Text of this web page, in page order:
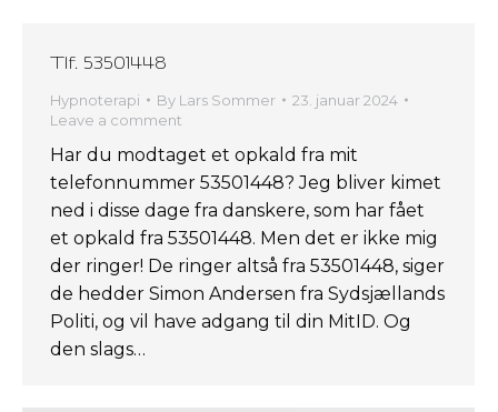
Tlf. 53501448
Hypnoterapi By Lars Sommer
23. januar 2024
Leave a comment
Har du modtaget et opkald fra mit
telefonnummer 53501448? Jeg bliver kimet
ned i disse dage fra danskere, som har fået
et opkald fra 53501448. Men det er ikke mig
der ringer! De ringer altså fra 53501448, siger
de hedder Simon Andersen fra Sydsjællands
Politi, og vil have adgang til din MitID. Og
den slags…